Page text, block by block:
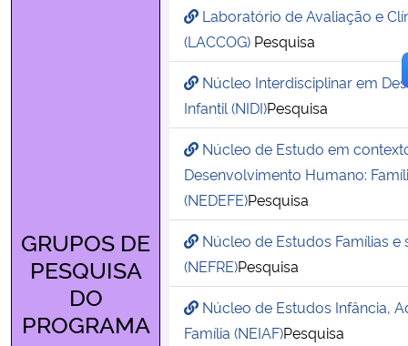
GRUPOS DE
PESQUISA
DO
PROGRAMA
Laboratório de Avaliação e
(LACCOG) Pesquisa
Núcleo Interdisciplinar em
Infantil (NIDI)Pesquisa
Núcleo de Estudo em
Desenvolvimento Humano:
(NEDEFE)Pesquisa
Núcleo de Estudos Famílias e
(NEFRE)Pesquisa
Núcleo de Estudos Infância,
Família (NEIAF)Pesquisa